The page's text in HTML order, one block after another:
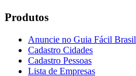
Produtos
Anuncie no Guia Fácil Brasil
Cadastro Cidades
Cadastro Pessoas
Lista de Empresas